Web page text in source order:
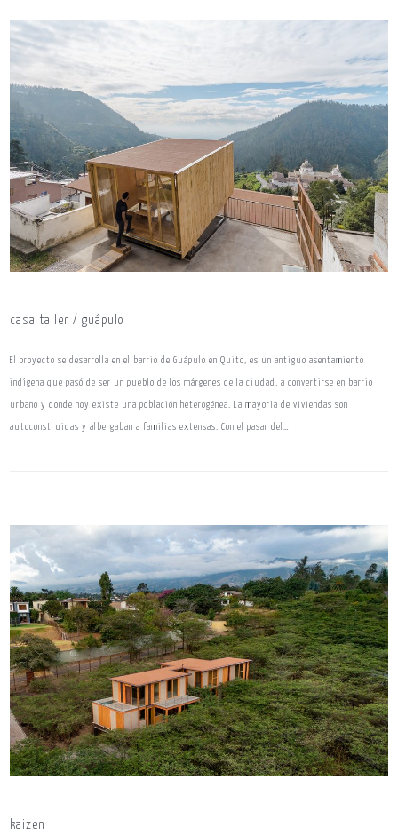
casa taller / guápulo
El proyecto se desarrolla en el barrio de Guápulo en Quito, es un antiguo asentamiento
indígena que pasó de ser un pueblo de los márgenes de la ciudad, a convertirse en barrio
urbano y donde hoy existe una población heterogénea. La mayoría de viviendas son
autoconstruidas y albergaban a familias extensas. Con el pasar del…
kaizen